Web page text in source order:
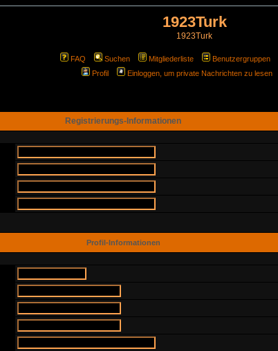
1923Turk
1923Turk
FAQ Suchen Mitgliederliste Benutzergruppen
Profil
Einloggen, um private Nachrichten zu lesen
Registrierungs-Informationen
Profil-Informationen